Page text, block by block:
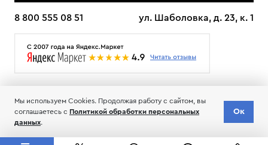
Доставка
Добавить в корзину
8 800 555 08 51 ул. Шаболовка, д. 23, к. 1
© 2006-2026 Пределанет
Мы используем Cookies. Продолжая работу с сайтом, вы
соглашаетесь с Политикой обработки персональных
данных.
Ок